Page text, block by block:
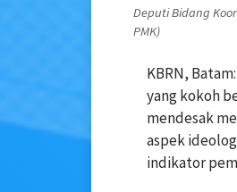
Deputi Bidang
PMK)
KBRN,
yang kokoh
mendesak
aspek
indikator